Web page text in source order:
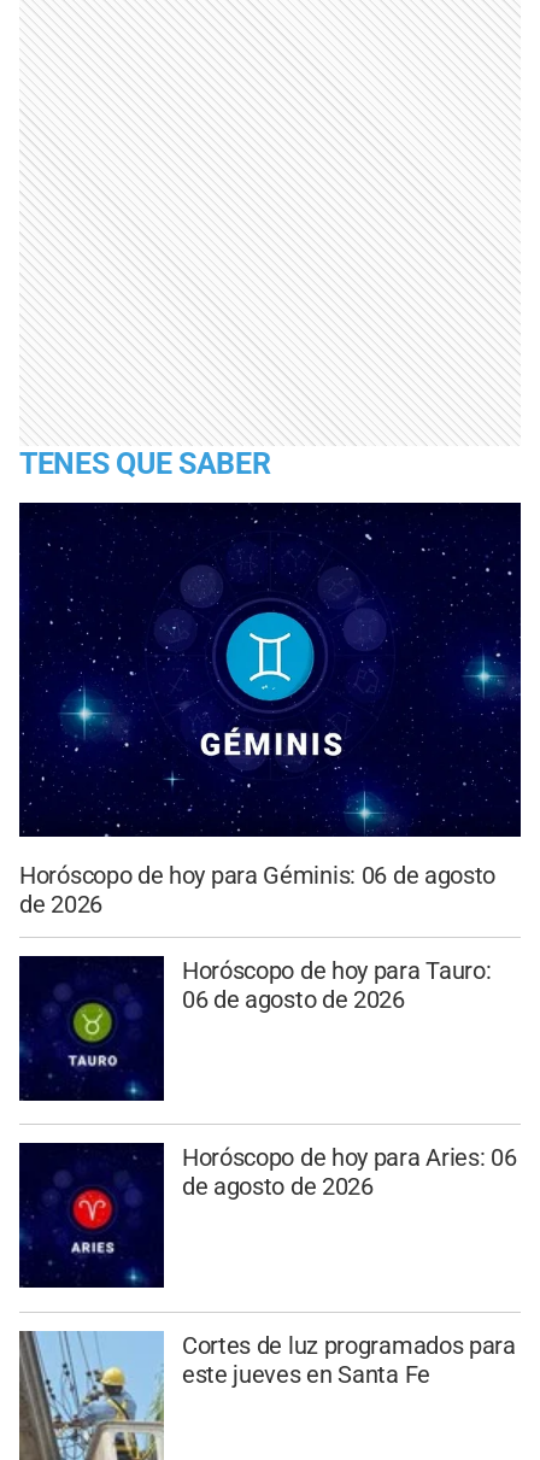
TENES QUE SABER
Horóscopo de hoy para Géminis: 06 de agosto
de 2026
Horóscopo de hoy para Tauro:
06 de agosto de 2026
Horóscopo de hoy para Aries: 06
de agosto de 2026
Cortes de luz programados para
este jueves en Santa Fe